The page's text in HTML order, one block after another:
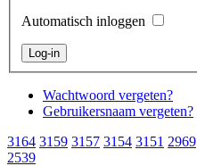
Automatisch inloggen
Wachtwoord vergeten?
Gebruikersnaam vergeten?
3164 3159 3157 3154 3151 2969
2539